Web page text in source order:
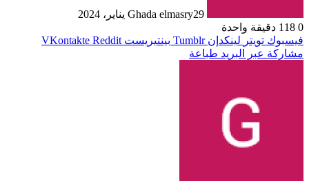
Ghada elmasry29 يناير، 2024
0
دقيقة واحدة
فيسبوك تويتر لينكدإن بينتيريست
مشاركة عبر البريد طباعة